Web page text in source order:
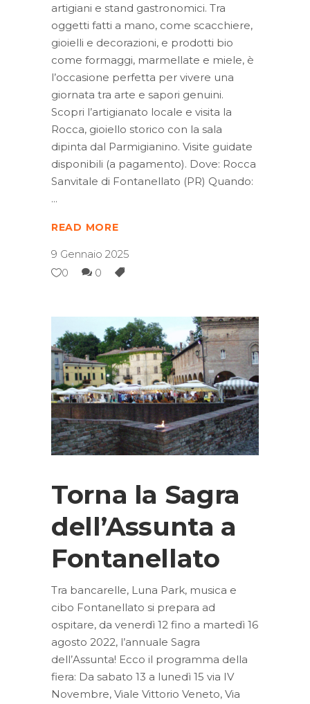
artigiani e stand gastronomici. Tra
oggetti fatti a mano, come scacchiere,
gioielli e decorazioni, e prodotti bio
come formaggi, marmellate e miele, è
l’occasione perfetta per vivere una
giornata tra arte e sapori genuini.
Scopri l’artigianato locale e visita la
Rocca, gioiello storico con la sala
dipinta dal Parmigianino. Visite guidate
disponibili (a pagamento). Dove: Rocca
Sanvitale di Fontanellato (PR) Quando:
READ MORE
9 Gennaio 2025
0
0
Torna la Sagra
dell’Assunta a
Fontanellato
Tra bancarelle, Luna Park, musica e
cibo Fontanellato si prepara ad
ospitare, da venerdì 12 fino a martedì 16
agosto 2022, l’annuale Sagra
dell’Assunta! Ecco il programma della
fiera: Da sabato 13 a lunedì 15 via IV
Novembre, Viale Vittorio Veneto, Via